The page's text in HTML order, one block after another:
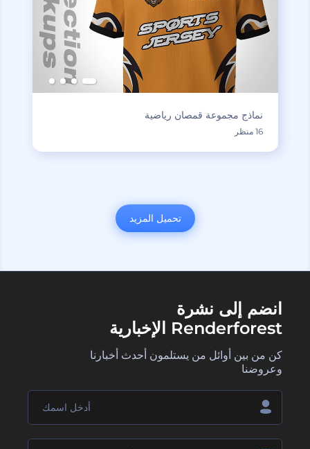
نماذج مجموعة قمصان رياضية
16 منظر
تحميل المزيد
انضم إلى نشرة
Renderforest الإخبارية
كن من بين أوائل من يستلمون أحدث أخبارنا
وعروضنا